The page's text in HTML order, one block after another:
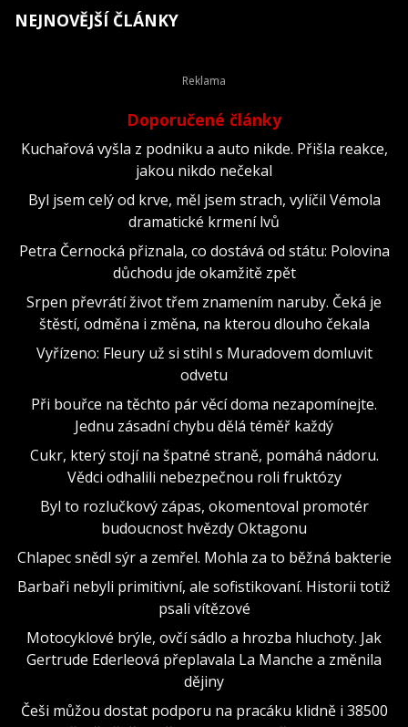
NEJNOVĚJŠÍ ČLÁNKY
Doporučené články
Kuchařová vyšla z podniku a auto nikde. Přišla reakce,
jakou nikdo nečekal
Byl jsem celý od krve, měl jsem strach, vylíčil Vémola
dramatické krmení lvů
Petra Černocká přiznala, co dostává od státu: Polovina
důchodu jde okamžitě zpět
Srpen převrátí život třem znamením naruby. Čeká je
štěstí, odměna i změna, na kterou dlouho čekala
Vyřízeno: Fleury už si stihl s Muradovem domluvit
odvetu
Při bouřce na těchto pár věcí doma nezapomínejte.
Jednu zásadní chybu dělá téměř každý
Cukr, který stojí na špatné straně, pomáhá nádoru.
Vědci odhalili nebezpečnou roli fruktózy
Byl to rozlučkový zápas, okomentoval promotér
budoucnost hvězdy Oktagonu
Chlapec snědl sýr a zemřel. Mohla za to běžná bakterie
Barbaři nebyli primitivní, ale sofistikovaní. Historii totiž
psali vítězové
Motocyklové brýle, ovčí sádlo a hrozba hluchoty. Jak
Gertrude Ederleová přeplavala La Manche a změnila
dějiny
Češi můžou dostat podporu na pracáku klidně i 38500